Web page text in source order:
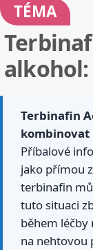
TÉMA
Terbinafin
kombinovat
Příbalové
jako přímou
terbinafin
tuto situaci
během léčby
na nehtovou